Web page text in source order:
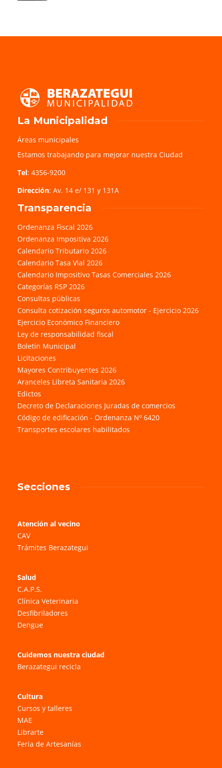
La Municipalidad
Áreas municipales
Estamos trabajando para mejorar nuestra Ciudad
Tel: 4356-9200
Dirección: Av. 14 e/ 131 y 131A
Transparencia
Ordenanza Fiscal 2026
Ordenanza Impositiva 2026
Calendario Tributario 2026
Calendario Tasa Vial 2026
Calendario Impositivo Tasas Comerciales 2026
Categorías RSP 2026
Consultas públicas
Consulta cotización seguros automotor - Ejercicio 2026
Ejercicio Económico Financiero
Ley de responsabilidad fiscal
Boletín Municipal
Licitaciones
Mayores Contribuyentes 2026
Aranceles Libreta Sanitaria 2026
Edictos
Decreto de Declaraciones Juradas de comercios
Código de edificación - Ordenanza Nº 6420
Transportes escolares habilitados
Secciones
Atención al vecino
CAV
Trámites Berazategui
Salud
C.A.P.S.
Clínica Veterinaria
Desfibriladores
Dengue
Cuidemos nuestra ciudad
Berazategui recicla
Cultura
Cursos y talleres
MAE
Librarte
Feria de Artesanías